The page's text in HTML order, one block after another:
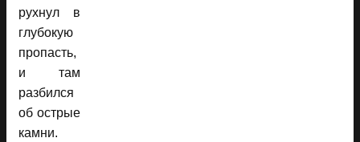
рухнул в
глубокую
пропасть,
и там
разбился
об острые
камни.